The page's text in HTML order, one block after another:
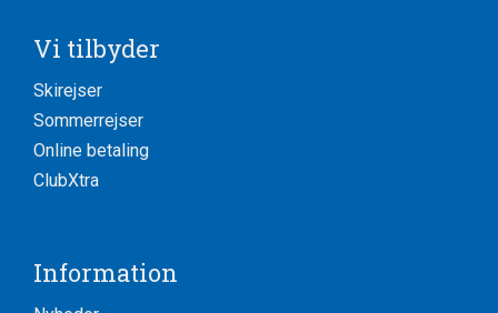
Vi tilbyder
Skirejser
Sommerrejser
Online betaling
ClubXtra
Information